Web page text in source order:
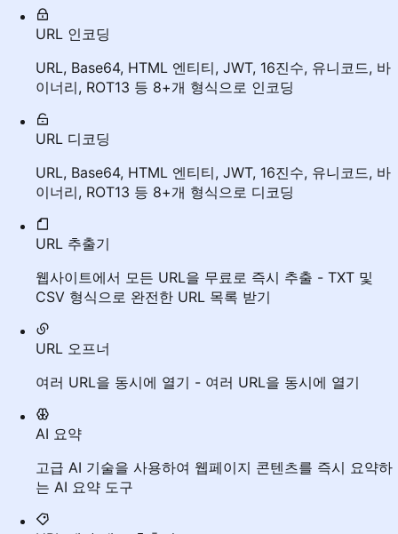
URL 인코딩
URL, Base64, HTML 엔티티, JWT, 16진수, 유니코드, 바
이너리, ROT13 등 8+개 형식으로 인코딩
URL 디코딩
URL, Base64, HTML 엔티티, JWT, 16진수, 유니코드, 바
이너리, ROT13 등 8+개 형식으로 디코딩
URL 추출기
웹사이트에서 모든 URL을 무료로 즉시 추출 - TXT 및
CSV 형식으로 완전한 URL 목록 받기
URL 오프너
여러 URL을 동시에 열기 - 여러 URL을 동시에 열기
AI 요약
고급 AI 기술을 사용하여 웹페이지 콘텐츠를 즉시 요약하
는 AI 요약 도구